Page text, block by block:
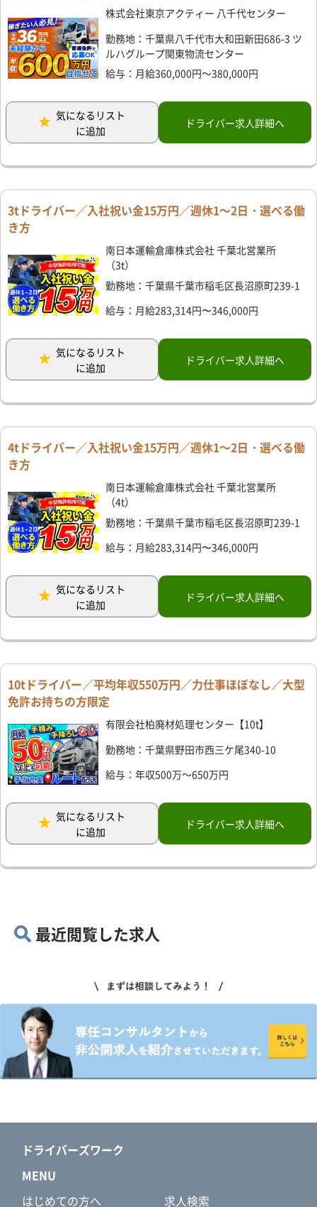
株式会社東京アクティー 八千代センター
勤務地：千葉県八千代市大和田新田686-3 ツ
ルハグループ関東物流センター
給与：月給360,000円～380,000円
気になるリスト
に追加
ドライバー求人詳細へ
3tドライバー／入社祝い金15万円／週休1～2日・選べる働
き方
南日本運輸倉庫株式会社 千葉北営業所
（3t）
勤務地：千葉県千葉市稲毛区長沼原町239-1
給与：月給283,314円〜346,000円
気になるリスト
に追加
ドライバー求人詳細へ
4tドライバー／入社祝い金15万円／週休1～2日・選べる働
き方
南日本運輸倉庫株式会社 千葉北営業所
（4t）
勤務地：千葉県千葉市稲毛区長沼原町239-1
給与：月給283,314円〜346,000円
気になるリスト
に追加
ドライバー求人詳細へ
10tドライバー／平均年収550万円／力仕事ほぼなし／大型
免許お持ちの方限定
有限会社柏廃材処理センター【10t】
勤務地：千葉県野田市西三ケ尾340-10
給与：年収500万～650万円
気になるリスト
に追加
ドライバー求人詳細へ
最近閲覧した求人
ドライバーズワーク
MENU
はじめての方へ
求人検索